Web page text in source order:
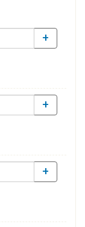
+
+
+